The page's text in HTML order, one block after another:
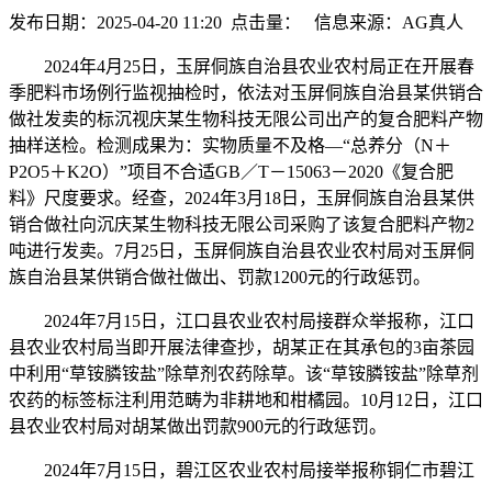
发布日期：2025-04-20 11:20 点击量： 信息来源：AG真人
2024年4月25日，玉屏侗族自治县农业农村局正在开展春
季肥料市场例行监视抽检时，依法对玉屏侗族自治县某供销合
做社发卖的标沉视庆某生物科技无限公司出产的复合肥料产物
抽样送检。检测成果为：实物质量不及格—“总养分（N＋
P2O5＋K2O）”项目不合适GB／T－15063－2020《复合肥
料》尺度要求。经查，2024年3月18日，玉屏侗族自治县某供
销合做社向沉庆某生物科技无限公司采购了该复合肥料产物2
吨进行发卖。7月25日，玉屏侗族自治县农业农村局对玉屏侗
族自治县某供销合做社做出、罚款1200元的行政惩罚。
2024年7月15日，江口县农业农村局接群众举报称，江口
县农业农村局当即开展法律查抄，胡某正在其承包的3亩茶园
中利用“草铵膦铵盐”除草剂农药除草。该“草铵膦铵盐”除草剂
农药的标签标注利用范畴为非耕地和柑橘园。10月12日，江口
县农业农村局对胡某做出罚款900元的行政惩罚。
2024年7月15日，碧江区农业农村局接举报称铜仁市碧江